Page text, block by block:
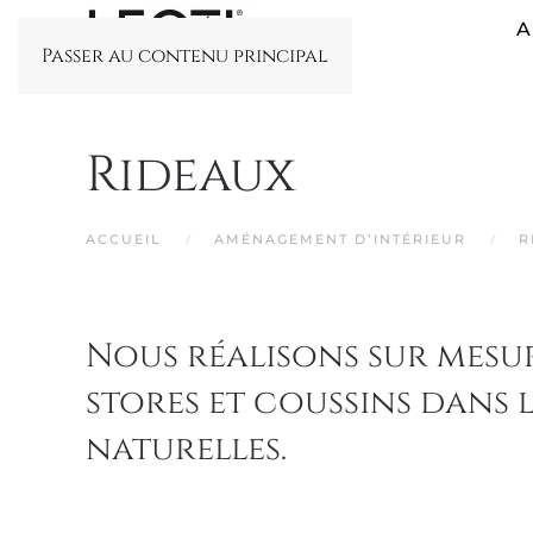
Passer au contenu principal
Rideaux
ACCUEIL AMÉNAGEMENT D’INTÉRIEUR
Nous réalisons sur
stores et coussins dans
naturelles.